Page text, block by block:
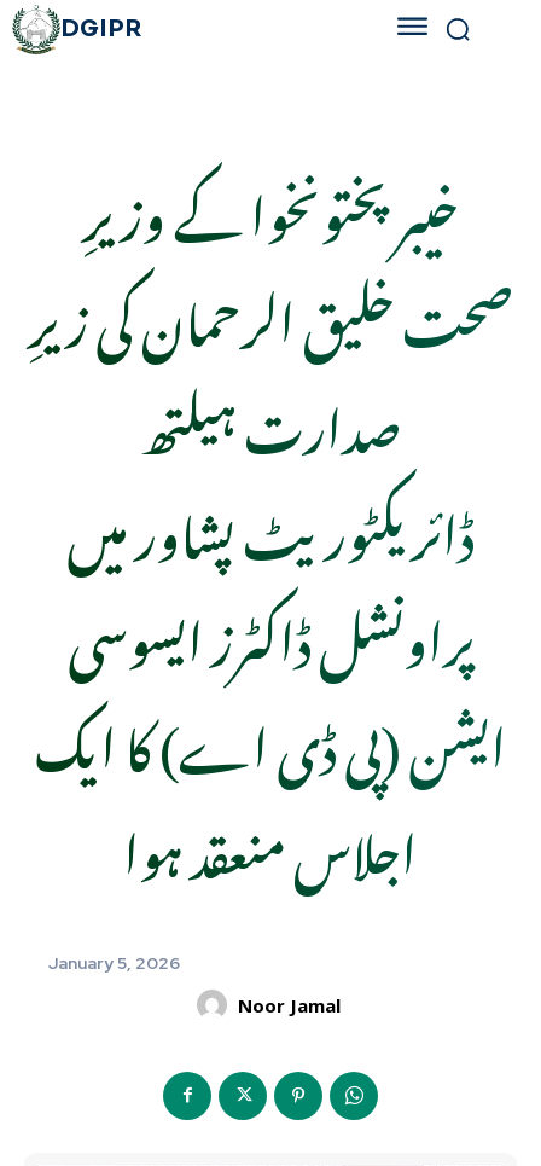
DGIPR
خیبر پختونخوا کے وزیرِ
صحت خلیق الرحمان کی زیرِ
صدارت ہیلتھ
ڈائریکٹوریٹ پشاور میں
پراونشل ڈاکٹرز ایسوسی
ایشن (پی ڈی اے) کا ایک
اجلاس منعقد ہوا
January 5, 2026
Noor Jamal